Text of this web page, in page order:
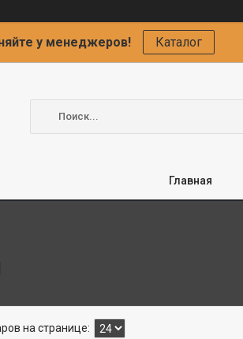
у менеджеров! Каталог
Главная